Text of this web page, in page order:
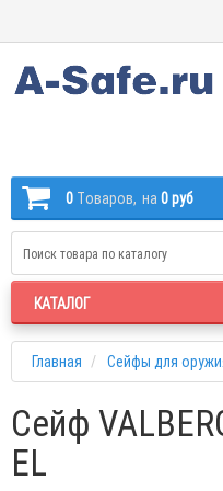
0 Tоваров, на 0 руб
КАТАЛОГ
Главная Сейфы для
Сейф
EL